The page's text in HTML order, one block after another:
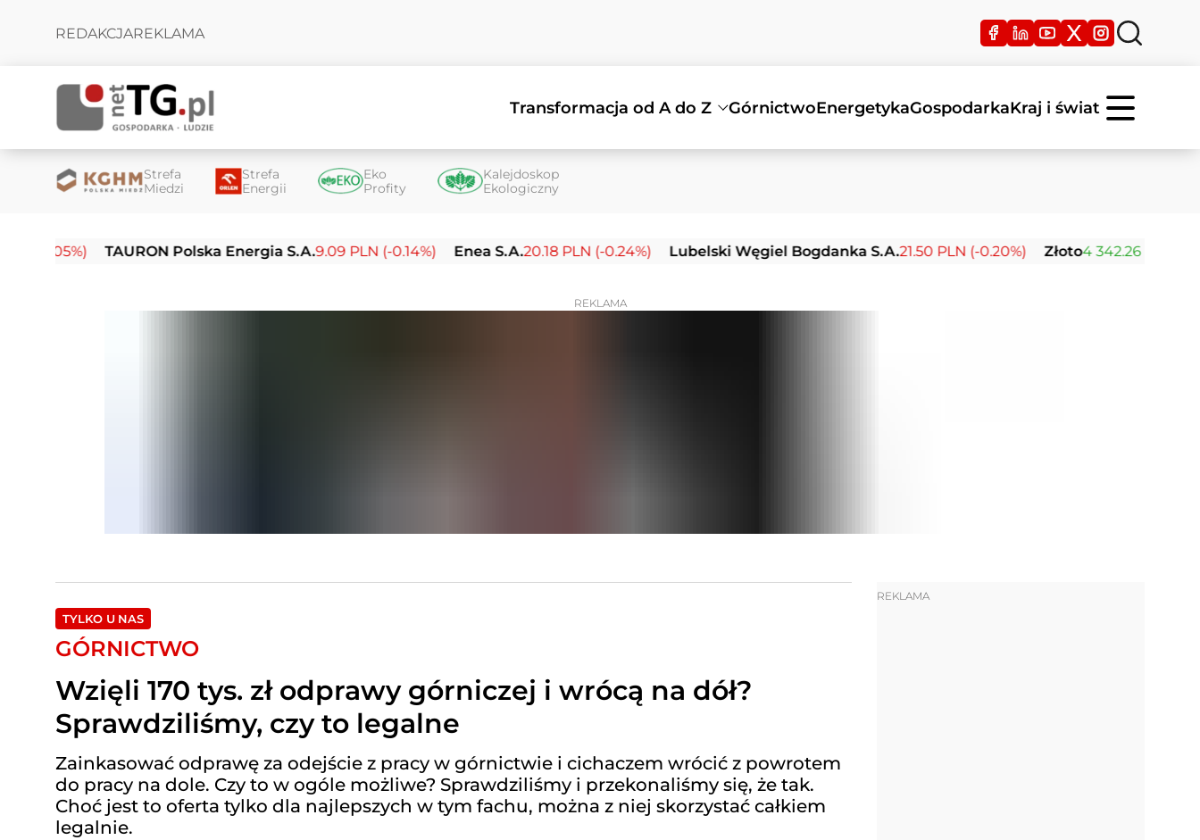
REDAKCJAREKLAMA
Transformacja od A do Z GórnictwoEnergetykaGospodarkaKraj i świat
Strefa
Miedzi
Strefa
Energii
Eko
Profity
Kalejdoskop
Ekologiczny
TAURON Polska Energia S.A.9.09 PLN (-0.14%) Enea S.A.20.18 PLN (-0.24%) Lubelski Węgiel Bogdanka S.A.21.50 PLN (-0.20%) Złoto4 342.26 USD (0.00%)
REKLAMA
TYLKO U NAS
GÓRNICTWO
Wzięli 170 tys. zł odprawy górniczej i wrócą na dół?
Sprawdziliśmy, czy to legalne
Zainkasować odprawę za odejście z pracy w górnictwie i cichaczem wrócić z powrotem
do pracy na dole. Czy to w ogóle możliwe? Sprawdziliśmy i przekonaliśmy się, że tak.
Choć jest to oferta tylko dla najlepszych w tym fachu, można z niej skorzystać całkiem
legalnie.
REKLAMA